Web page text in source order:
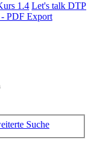
1.4 Let's talk DTP
PDF Export
Suche